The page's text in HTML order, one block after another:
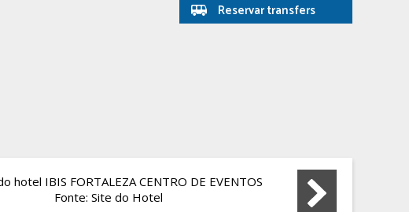
Reservar transfers
Fonte: Site do Hotel